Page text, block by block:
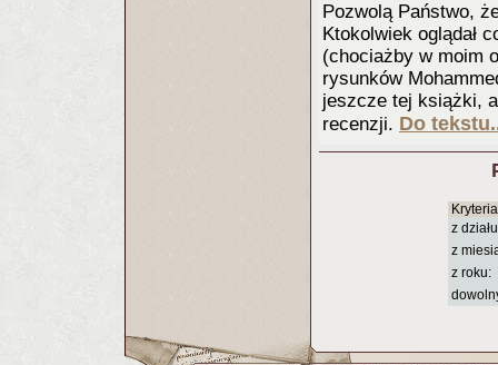
Pozwolą Państwo,
Ktokolwiek oglądał
(chociażby w moim
rysunków
jeszcze tej książki,
recenzji. Do
z
z
z roku: